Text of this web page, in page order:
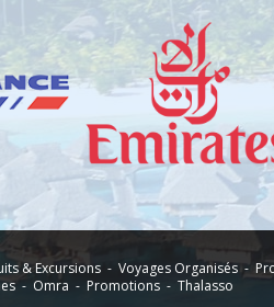
& Excursions - Voyages Organisés -
- Omra - Promotions - Thalasso